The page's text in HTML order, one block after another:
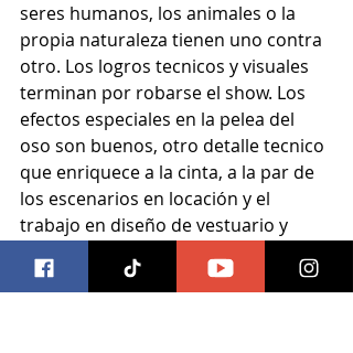
seres humanos, los animales o la
propia naturaleza tienen uno contra
otro. Los logros tecnicos y visuales
terminan por robarse el show. Los
efectos especiales en la pelea del
oso son buenos, otro detalle tecnico
que enriquece a la cinta, a la par de
los escenarios en locación y el
trabajo en diseño de vestuario y
colores controlada que potencia